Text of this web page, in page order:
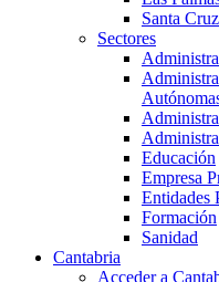
Santa
Sectores
Educación
Empresa
Entidades
Formación
Sanidad
Cantabria
Acceder a